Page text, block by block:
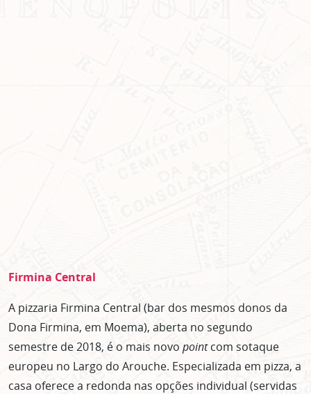
Firmina Central
A pizzaria Firmina Central (bar dos mesmos donos da
Dona Firmina, em Moema), aberta no segundo
semestre de 2018, é o mais novo pointcom sotaque
europeu no Largo do Arouche. Especializada em pizza, a
casa oferece a redonda nas opções individual (servidas